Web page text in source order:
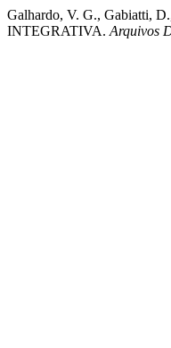
Galhardo, V. G., Gabiatti,
INTEGRATIVA. Arquivos